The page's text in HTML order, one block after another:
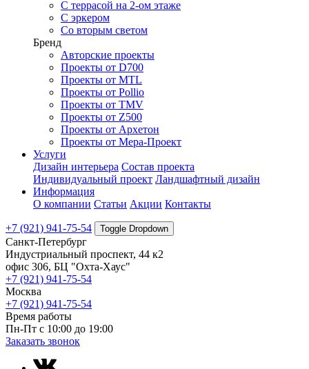
С террасой на 2-ом этаже
С эркером
Со вторым светом
Бренд
Авторские проекты
Проекты от D700
Проекты от MTL
Проекты от Pollio
Проекты от TMV
Проекты от Z500
Проекты от Архетон
Проекты от Мера-Проект
Услуги
Дизайн интерьера Состав проекта
Индивидуальный проект Ландшафтный дизайн
Информация
О компании Статьи Акции Контакты
+7 (921) 941-75-54 Toggle Dropdown
Санкт-Петербург
Индустриальный проспект, 44 к2
офис 306, БЦ "Охта-Хаус"
+7 (921) 941-75-54
Москва
+7 (921) 941-75-54
Время работы
Пн-Пт с 10:00 до 19:00
Заказать звонок